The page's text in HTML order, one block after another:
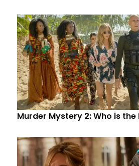
Murder Mystery 2: Who is the